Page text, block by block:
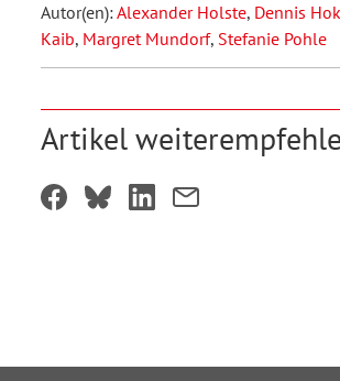
Autor(en):Alexander Holste, Dennis
Kaib, Margret Mundorf, Stefanie Pohle
Artikel